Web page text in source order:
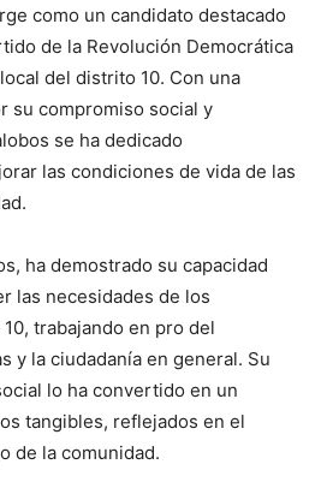
como un candidato destacado
de la Revolución Democrática
del distrito 10. Con una
su compromiso social y
se ha dedicado
las condiciones de vida de las
ha demostrado su capacidad
las necesidades de los
trabajando en pro del
y la ciudadanía en general. Su
lo ha convertido en un
tangibles, reflejados en el
de la comunidad.